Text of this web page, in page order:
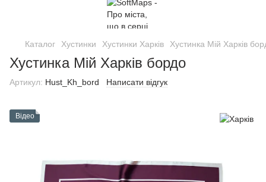
Каталог Хустинки Хустинки Харків Хустинка Мій Харків
Хустинка Мій Харків бордо
Артикул: Hust_Kh_bord Написати відгук
Відео